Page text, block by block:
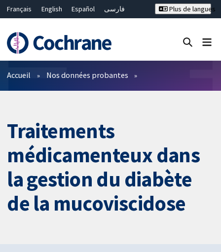
Français English Español
فارسی
Bahasa Malaysia
ไทย
繁體中文
简体中文
Plus de langues
Filtres
Accueil Nos données probantes
Traitements
médicamenteux dans
la gestion du diabète
de la mucoviscidose